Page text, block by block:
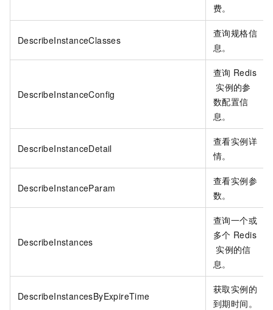
费。
DescribeInstanceClasses
查询规格信
息。
DescribeInstanceConfig
查询 Redis
实例的参
数配置信
息。
DescribeInstanceDetail
查看实例详
情。
DescribeInstanceParam
查看实例参
数。
DescribeInstances
查询一个或
多个 Redis
实例的信
息。
DescribeInstancesByExpireTime
获取实例的
到期时间。